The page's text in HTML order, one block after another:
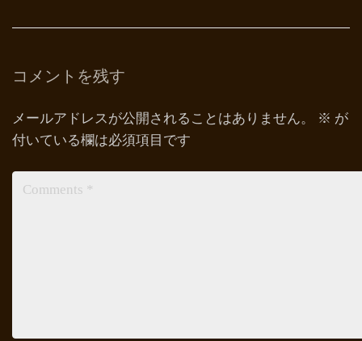
コメントを残す
メールアドレスが公開されることはありません。 ※ が
付いている欄は必須項目です